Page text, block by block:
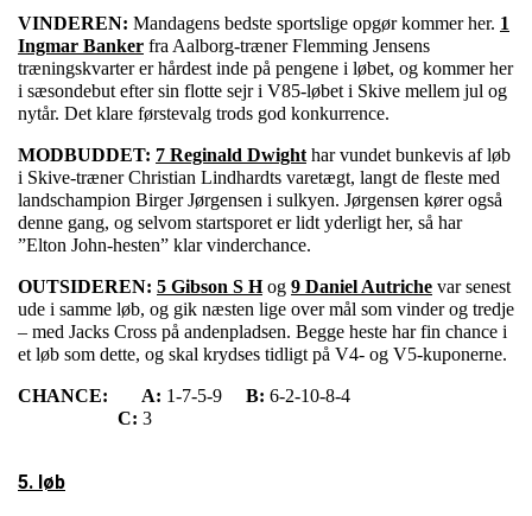
VINDEREN: Mandagens bedste sportslige opgør kommer her. 1
Ingmar Banker fra Aalborg-træner Flemming Jensens
træningskvarter er hårdest inde på pengene i løbet, og kommer her
i sæsondebut efter sin flotte sejr i V85-løbet i Skive mellem jul og
nytår. Det klare førstevalg trods god konkurrence.
MODBUDDET: 7 Reginald Dwighthar vundet bunkevis af løb
i Skive-træner Christian Lindhardts varetægt, langt de fleste med
landschampion Birger Jørgensen i sulkyen. Jørgensen kører også
denne gang, og selvom startsporet er lidt yderligt her, så har
”Elton John-hesten” klar vinderchance.
OUTSIDEREN: 5 Gibson S Hog 9 Daniel Autriche var senest
ude i samme løb, og gik næsten lige over mål som vinder og tredje
– med Jacks Cross på andenpladsen. Begge heste har fin chance i
et løb som dette, og skal krydses tidligt på V4- og V5-kuponerne.
CHANCE: A: 1-7-5-9 B: 6-2-10-8-4
C: 3
5. løb